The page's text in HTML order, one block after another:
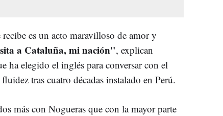
es un acto maravilloso de amor y
a Cataluña, mi nación", explican
ha elegido el inglés para conversar con el
tras cuatro décadas instalado en Perú.
más con Nogueras que con la mayor parte